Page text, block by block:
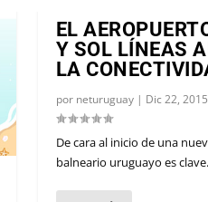
EL
Y SOL LÍNEAS
LA
por neturuguay| Dic 22, 2015
De cara al inicio de una
balneario uruguayo es